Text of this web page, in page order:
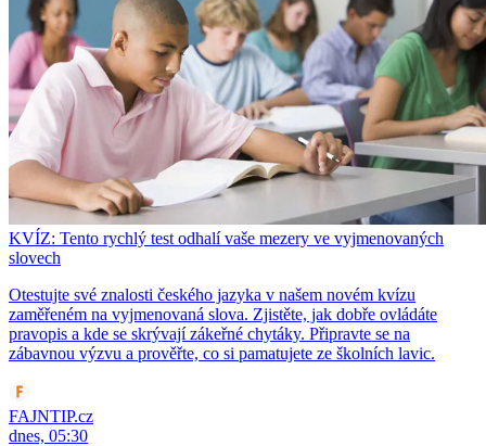
KVÍZ: Tento rychlý test odhalí vaše mezery ve vyjmenovaných
slovech
Otestujte své znalosti českého jazyka v našem novém kvízu
zaměřeném na vyjmenovaná slova. Zjistěte, jak dobře ovládáte
pravopis a kde se skrývají zákeřné chytáky. Připravte se na
zábavnou výzvu a prověřte, co si pamatujete ze školních lavic.
FAJNTIP.cz
dnes, 05:30